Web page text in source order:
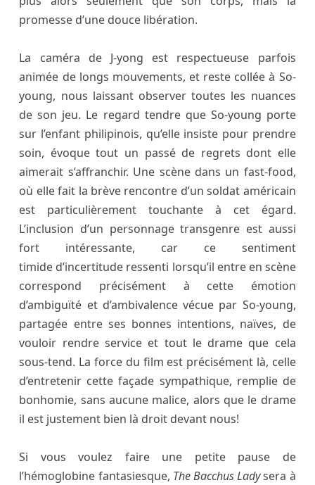
promesse d’une douce libération.
La caméra de J-yong est respectueuse parfois
animée de longs mouvements, et reste collée à So-
young, nous laissant observer toutes les nuances
de son jeu. Le regard tendre que So-young porte
sur l’enfant philipinois, qu’elle insiste pour prendre
soin, évoque tout un passé de regrets dont elle
aimerait s’affranchir. Une scène dans un fast-food,
où elle fait la brève rencontre d’un soldat américain
est particulièrement touchante à cet égard.
L’inclusion d’un personnage transgenre est aussi
fort intéressante, car ce sentiment
timide d’incertitude ressenti lorsqu’il entre en scène
correspond précisément à cette émotion
d’ambiguïté et d’ambivalence vécue par So-young,
partagée entre ses bonnes intentions, naïves, de
vouloir rendre service et tout le drame que cela
sous-tend. La force du film est précisément là, celle
d’entretenir cette façade sympathique, remplie de
bonhomie, sans aucune malice, alors que le drame
il est justement bien là droit devant nous!
Si vous voulez faire une petite pause de
l’hémoglobine fantasiesque, The Bacchus Ladysera à